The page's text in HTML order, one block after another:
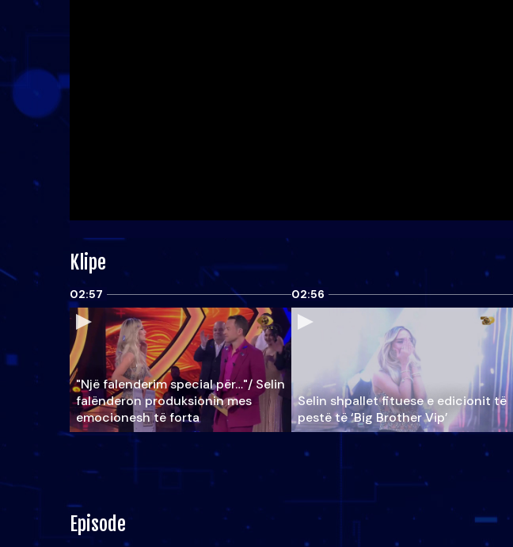
Klipe
02:57
"Një falenderim special për…"/ Selin
falënderon produksionin mes
emocionesh të forta
02:56
Selin shpallet fituese e edicionit të
pestë të ‘Big Brother Vip’
Episode